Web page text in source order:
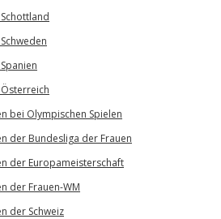
bei Olympischen Spielen
der Bundesliga der Frauen
der Europameisterschaft
der Frauen-WM
der Schweiz